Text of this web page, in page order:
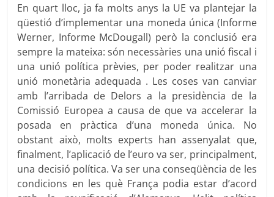
En quart lloc, ja fa molts anys la UE va plantejar la
qüestió d’implementar una moneda única (Informe
Werner, Informe McDougall) però la conclusió era
sempre la mateixa: són necessàries una unió fiscal i
una unió política prèvies, per poder realitzar una
unió monetària adequada . Les coses van canviar
amb l’arribada de Delors a la presidència de la
Comissió Europea a causa de que va accelerar la
posada en pràctica d’una moneda única. No
obstant això, molts experts han assenyalat que,
finalment, l’aplicació de l’euro va ser, principalment,
una decisió política. Va ser una conseqüència de les
condicions en les què França podia estar d’acord